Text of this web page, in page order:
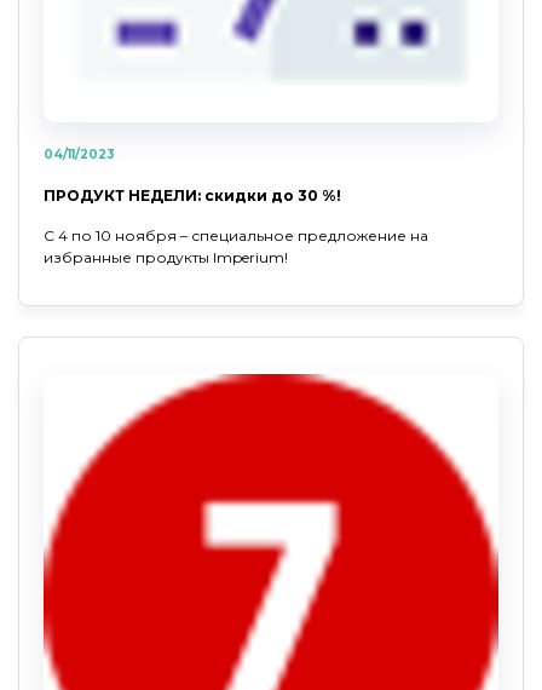
04/11/2023
ПРОДУКТ НЕДЕЛИ: скидки до 30 %!
С 4 по 10 ноября – специальное предложение на
избранные продукты Imperium!